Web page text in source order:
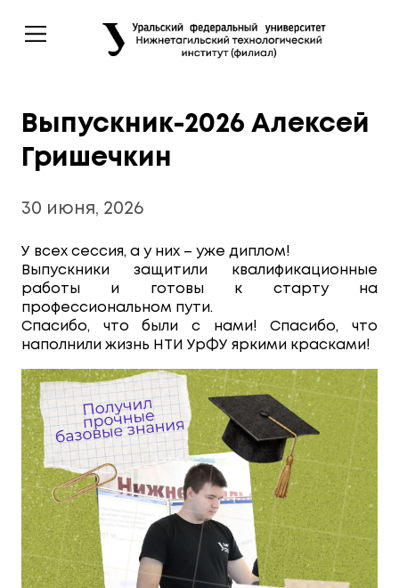
Выпускник-2026 Алексей
Гришечкин
30 июня, 2026
У всех сессия, а у них – уже диплом!
Выпускники защитили квалификационные
работы и готовы к старту на
профессиональном пути.
Спасибо, что были с нами! Спасибо, что
наполнили жизнь НТИ УрФУ яркими красками!